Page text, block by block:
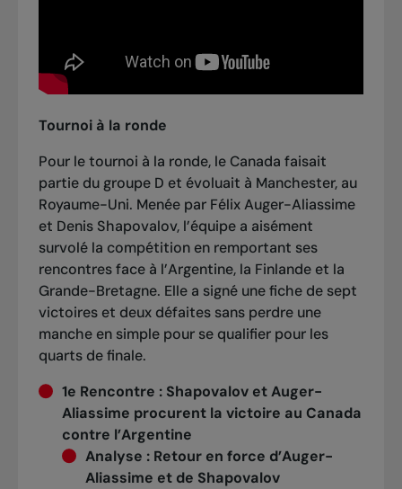
Tournoi à la ronde
Pour le tournoi à la ronde, le Canada faisait
partie du groupe D et évoluait à Manchester, au
Royaume-Uni. Menée par Félix Auger-Aliassime
et Denis Shapovalov, l’équipe a aisément
survolé la compétition en remportant ses
rencontres face à l’Argentine, la Finlande et la
Grande-Bretagne. Elle a signé une fiche de sept
victoires et deux défaites sans perdre une
manche en simple pour se qualifier pour les
quarts de finale.
1e Rencontre : Shapovalov et Auger-
Aliassime procurent la victoire au Canada
contre l’Argentine
Analyse : Retour en force d’Auger-
Aliassime et de Shapovalov